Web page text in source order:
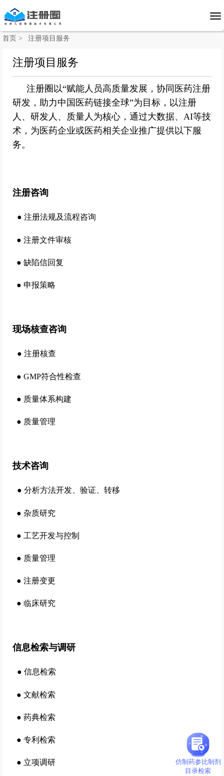
首页 > 注册项目服务
注册项目服务
注册圈以“赋能人员高质量发展，协同医药注册
研发，助力中国医药链接全球”为目标，以注册
人、研发人、质量人为核心，通过大数据、AI等技
术，为医药企业或医药相关企业推广提供以下服
务。
注册咨询
● 注册法规及流程咨询
● 注册文件审核
● 缺陷信回复
● 申报策略
现场核查咨询
● 注册核查
● GMP符合性检查
● 质量体系构建
● 质量管理
技术咨询
● 分析方法开发、验证、转移
● 杂质研究
● 工艺开发与控制
● 质量管理
● 注册变更
● 临床研究
信息检索与调研
● 信息检索
● 文献检索
● 药典检索
● 专利检索
● 立项调研
仿制药参比制剂
目录检索